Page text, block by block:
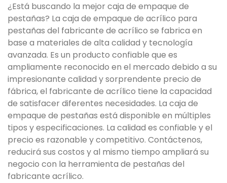
¿Está buscando la mejor caja de empaque de
pestañas? La caja de empaque de acrílico para
pestañas del fabricante de acrílico se fabrica en
base a materiales de alta calidad y tecnología
avanzada. Es un producto confiable que es
ampliamente reconocido en el mercado debido a su
impresionante calidad y sorprendente precio de
fábrica, el fabricante de acrílico tiene la capacidad
de satisfacer diferentes necesidades. La caja de
empaque de pestañas está disponible en múltiples
tipos y especificaciones. La calidad es confiable y el
precio es razonable y competitivo. Contáctenos,
reducirá sus costos y al mismo tiempo ampliará su
negocio con la herramienta de pestañas del
fabricante acrílico.